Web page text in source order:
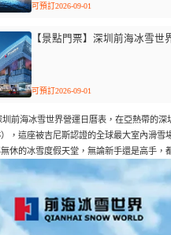
可預訂2026-09-01
【景點門票】深圳前海冰雪世
可預訂2026-09-01
圳前海冰雪世界營運日曆表，在亞熱帶的
，這座被吉尼斯認證的全球最大室內滑
休的冰雪度假天堂，無論新手還是高手，